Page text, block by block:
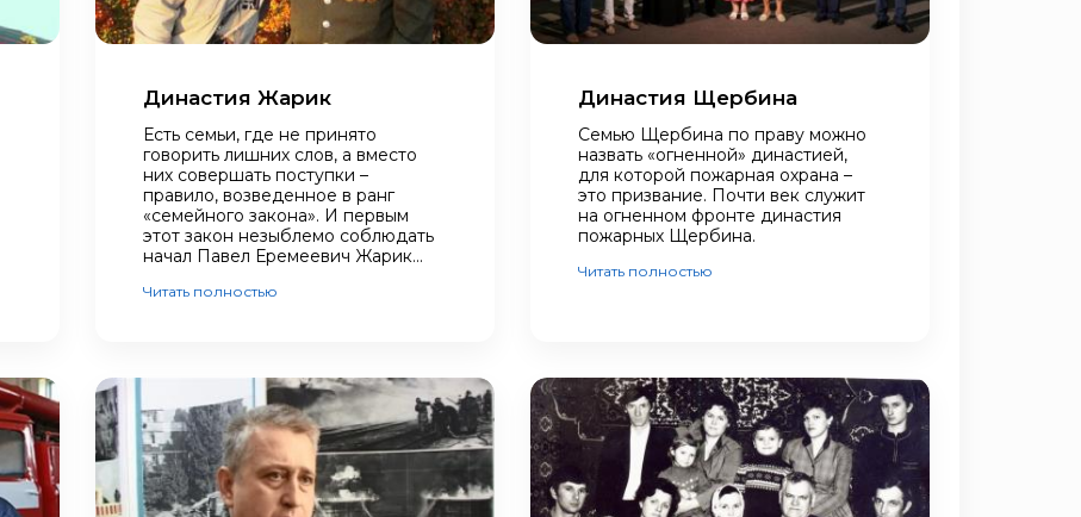
Династия Жарик
Есть семьи, где не принято
говорить лишних слов, а вместо
них совершать поступки –
правило, возведенное в ранг
«семейного закона». И первым
этот закон незыблемо соблюдать
начал Павел Еремеевич Жарик...
Читать полностью
Династия Щербина
Семью Щербина по праву можно
назвать «огненной» династией,
для которой пожарная охрана –
это призвание. Почти век служит
на огненном фронте династия
пожарных Щербина.
Читать полностью